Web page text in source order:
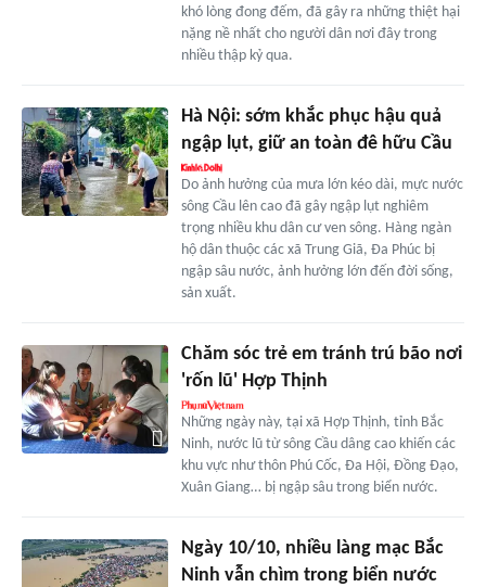
khó lòng đong đếm, đã gây ra những thiệt hại
nặng nề nhất cho người dân nơi đây trong
nhiều thập kỷ qua.
Hà Nội: sớm khắc phục hậu quả
ngập lụt, giữ an toàn đê hữu Cầu
Do ảnh hưởng của mưa lớn kéo dài, mực nước
sông Cầu lên cao đã gây ngập lụt nghiêm
trọng nhiều khu dân cư ven sông. Hàng ngàn
hộ dân thuộc các xã Trung Giã, Đa Phúc bị
ngập sâu nước, ảnh hưởng lớn đến đời sống,
sản xuất.
Chăm sóc trẻ em tránh trú bão nơi
'rốn lũ' Hợp Thịnh
Những ngày này, tại xã Hợp Thịnh, tỉnh Bắc
Ninh, nước lũ từ sông Cầu dâng cao khiến các
khu vực như thôn Phú Cốc, Đa Hội, Đồng Đạo,
Xuân Giang… bị ngập sâu trong biển nước.
Ngày 10/10, nhiều làng mạc Bắc
Ninh vẫn chìm trong biển nước